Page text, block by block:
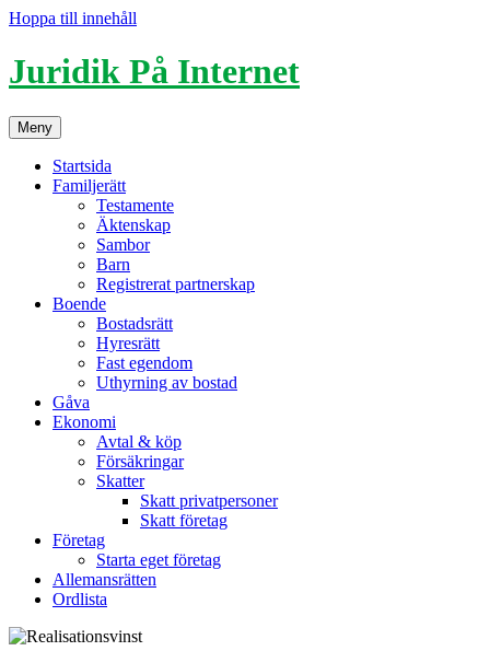
Hoppa till innehåll
Juridik På Internet
Meny
Startsida
Familjerätt
Testamente
Äktenskap
Sambor
Barn
Registrerat partnerskap
Boende
Bostadsrätt
Hyresrätt
Fast egendom
Uthyrning av bostad
Gåva
Ekonomi
Avtal & köp
Försäkringar
Skatter
Skatt privatpersoner
Skatt företag
Företag
Starta eget företag
Allemansrätten
Ordlista